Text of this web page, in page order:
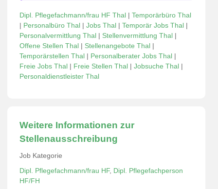
Dipl. Pflegefachmann/frau HF Thal | Temporärbüro Thal
| Personalbüro Thal | Jobs Thal | Temporär Jobs Thal |
Personalvermittlung Thal | Stellenvermittlung Thal |
Offene Stellen Thal | Stellenangebote Thal |
Temporärstellen Thal | Personalberater Jobs Thal |
Freie Jobs Thal | Freie Stellen Thal | Jobsuche Thal |
Personaldienstleister Thal
Weitere Informationen zur
Stellenausschreibung
Job Kategorie
Dipl. Pflegefachmann/frau HF, Dipl. Pflegefachperson
HF/FH